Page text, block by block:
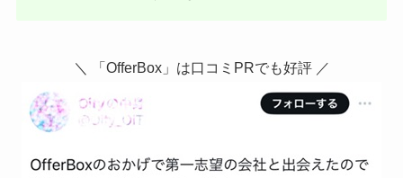
＼ 「OfferBox」は口コミPRでも好評 ／